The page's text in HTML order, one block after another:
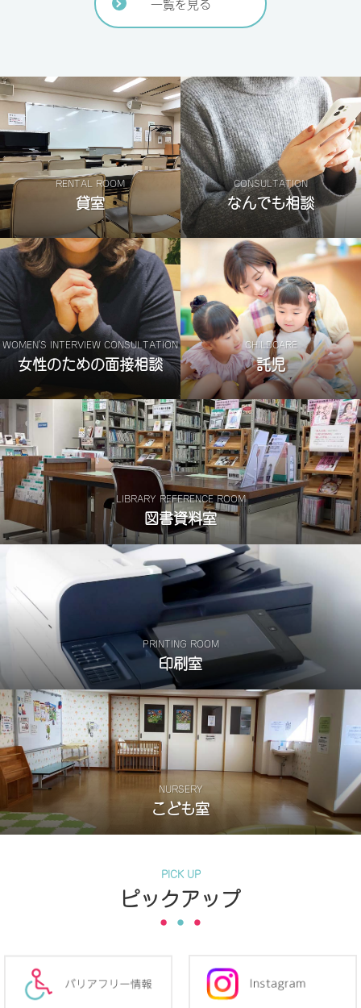
RENTAL ROOM
貸室
CONSULTATION
なんでも相談
WOMEN'S INTERVIEW CONSULTATION
女性のための面接相談
CHILDCARE
託児
LIBRARY REFERENCE ROOM
図書資料室
PRINTING ROOM
印刷室
NURSERY
こども室
PICK UP
ピックアップ